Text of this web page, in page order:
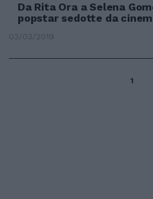
Da Rita Ora a Selena
popstar sedotte da
03/03/2019
1